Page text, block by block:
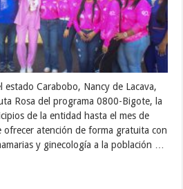
estado Carabobo, Nancy de Lacava,
Rosa del programa 0800-Bigote, la
de la entidad hasta el mes de
atención de forma gratuita con
y ginecología a la población …